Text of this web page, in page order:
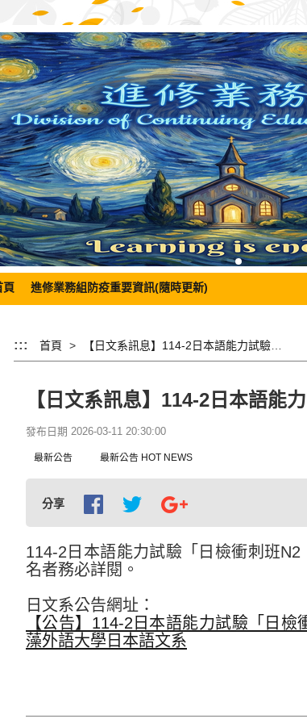
頁 進修業務組防疫重要資訊(隨時更新)
::: 首頁
【日文系訊息】114-2日本語能
發布日期 2026-03-11 20:30:00
最新公告 最新公告 HOT NEWS
分享
114-2日本語能力試驗「日檢衝刺班
名者務必詳閱。
日文系公告網址：
【公告】114-2日本語能力試驗「日
藻外語大學日本語文系